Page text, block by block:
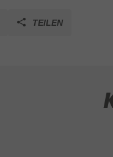
TEILEN